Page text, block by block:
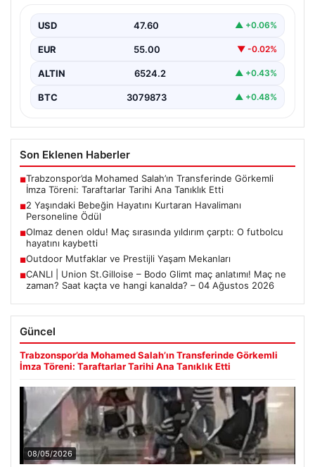
yaşamaktadır. Özellikle müstakil villalarda yaşayan
bireyler, bahçe…
USD 47.60 ▲ +0.06%
EUR 55.00 ▼ -0.02%
ALTIN 6524.2 ▲ +0.43%
BTC 3079873 ▲ +0.48%
Son Eklenen Haberler
■Trabzonspor’da Mohamed Salah’ın Transferinde Görkemli
İmza Töreni: Taraftarlar Tarihi Ana Tanıklık Etti
■2 Yaşındaki Bebeğin Hayatını Kurtaran Havalimanı
Personeline Ödül
■Olmaz denen oldu! Maç sırasında yıldırım çarptı: O futbolcu
hayatını kaybetti
■Outdoor Mutfaklar ve Prestijli Yaşam Mekanları
■CANLI | Union St.Gilloise – Bodo Glimt maç anlatımı! Maç ne
zaman? Saat kaçta ve hangi kanalda? – 04 Ağustos 2026
Güncel
Trabzonspor’da Mohamed Salah’ın Transferinde Görkemli
İmza Töreni: Taraftarlar Tarihi Ana Tanıklık Etti
08/05/2026